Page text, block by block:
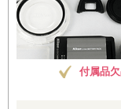
付属品